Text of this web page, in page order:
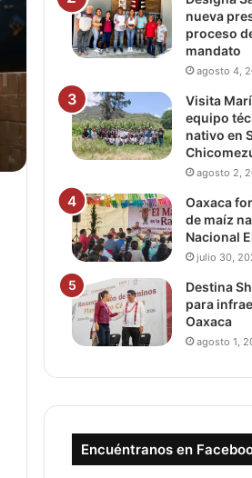
nueva
proceso
mandato
agosto 4,
Visita
equipo
nativo en
agosto 2,
Oaxaca
de maíz
Nacional
julio 30,
Destina
para
Oaxaca
agosto 1,
Encuéntranos en